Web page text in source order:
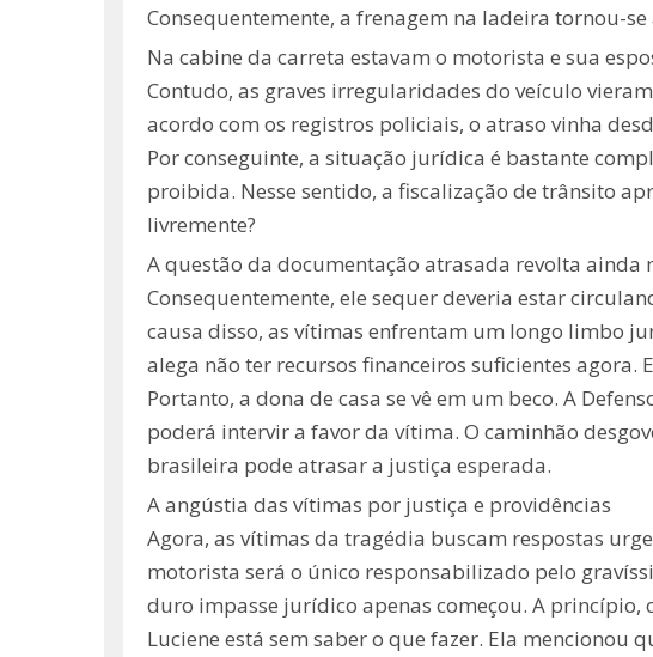
Consequentemente, a frenagem na ladeira tornou-
Na cabine da carreta estavam o motorista e sua
Contudo, as graves irregularidades do veículo
acordo com os registros policiais, o atraso vinha
Por conseguinte, a situação jurídica é bastante
proibida. Nesse sentido, a fiscalização de trânsito
livremente?
A questão da documentação atrasada revolta ainda
Consequentemente, ele sequer deveria estar
causa disso, as vítimas enfrentam um longo limbo
alega não ter recursos financeiros suficientes
Portanto, a dona de casa se vê em um beco. A
poderá intervir a favor da vítima. O caminhão
brasileira pode atrasar a justiça esperada.
A angústia das vítimas por justiça e providências
Agora, as vítimas da tragédia buscam respostas
motorista será o único responsabilizado pelo
duro impasse jurídico apenas começou. A princípio,
Luciene está sem saber o que fazer. Ela mencionou